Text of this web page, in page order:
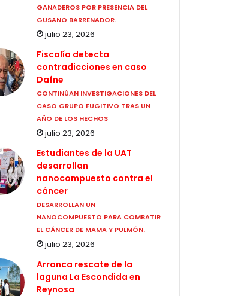
GANADEROS POR PRESENCIA DEL
GUSANO BARRENADOR.
julio 23, 2026
Fiscalía detecta
contradicciones en caso
Dafne
CONTINÚAN INVESTIGACIONES DEL
CASO GRUPO FUGITIVO TRAS UN
AÑO DE LOS HECHOS
julio 23, 2026
Estudiantes de la UAT
desarrollan
nanocompuesto contra el
cáncer
DESARROLLAN UN
NANOCOMPUESTO PARA COMBATIR
EL CÁNCER DE MAMA Y PULMÓN.
julio 23, 2026
Arranca rescate de la
laguna La Escondida en
Reynosa